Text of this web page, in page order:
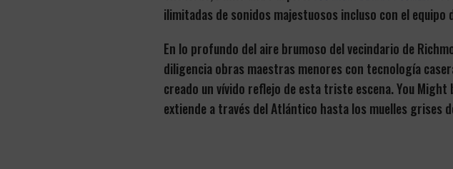
ilimitadas de sonidos majestuosos incluso con el
En lo profundo del aire brumoso del vecindario de
diligencia obras maestras menores con tecnología
creado un vívido reflejo de esta triste escena. You Might
extiende a través del Atlántico hasta los muelles